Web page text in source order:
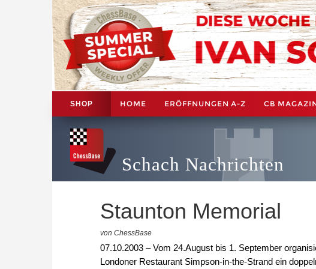
SHOP HOME ERÖFFNUNGEN A-Z CB
Schach Nachrichten
Staunton Memorial
von ChessBase
07.10.2003 – Vom 24.August bis 1. September
Londoner Restaurant Simpson-in-the-Strand ein